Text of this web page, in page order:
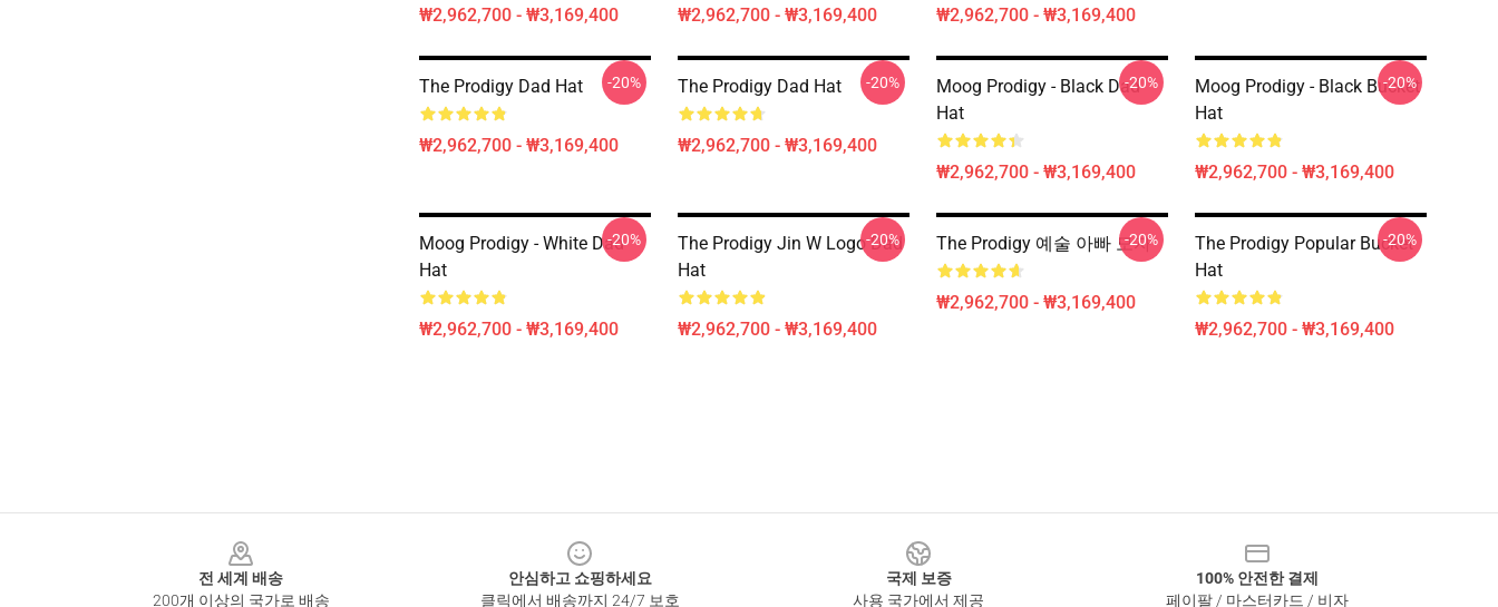
₩2,962,700 - ₩3,169,400 ₩2,962,700 - ₩3,169,400 ₩2,962,700 - ₩3,169,400
The Prodigy Dad Hat
₩2,962,700 - ₩3,169,400
-20% The Prodigy Dad Hat
₩2,962,700 - ₩3,169,400
-20%
Moog Prodigy - Black Dad
Hat
₩2,962,700 - ₩3,169,400
-20%
Moog Prodigy - Black Bucket
Hat
₩2,962,700 - ₩3,169,400
-20%
Moog Prodigy - White Dad
Hat
₩2,962,700 - ₩3,169,400
-20%
The Prodigy Jin W Logo Dad
Hat
₩2,962,700 - ₩3,169,400
-20% The Prodigy 예술 아빠 모자
₩2,962,700 - ₩3,169,400
-20%
The Prodigy Popular Bucket
Hat
₩2,962,700 - ₩3,169,400
-20%
전 세계 배송
200개 이상의 국가로 배송
안심하고 쇼핑하세요
클릭에서 배송까지 24/7 보호
국제 보증
사용 국가에서 제공
100% 안전한 결제
페이팔 / 마스터카드 / 비자